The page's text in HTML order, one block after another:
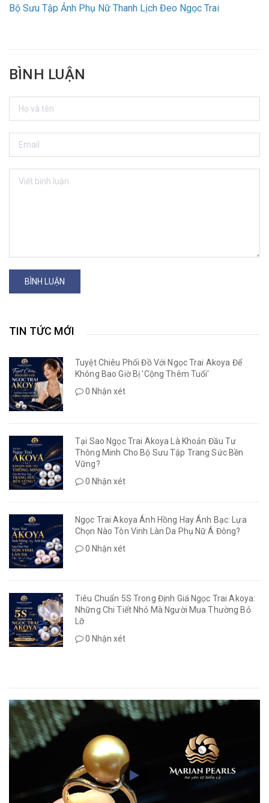
Bộ Sưu Tập Ảnh Phụ Nữ Thanh Lịch Đeo Ngọc Trai
BÌNH LUẬN
BÌNH LUẬN
TIN TỨC MỚI
Tuyệt Chiêu Phối Đồ Với Ngọc Trai Akoya Để
Không Bao Giờ Bị 'Cộng Thêm Tuổi'
0 Nhận xét
Tại Sao Ngọc Trai Akoya Là Khoản Đầu Tư
Thông Minh Cho Bộ Sưu Tập Trang Sức Bền
Vững?
0 Nhận xét
Ngọc Trai Akoya Ánh Hồng Hay Ánh Bạc: Lựa
Chọn Nào Tôn Vinh Làn Da Phụ Nữ Á Đông?
0 Nhận xét
Tiêu Chuẩn 5S Trong Định Giá Ngọc Trai Akoya:
Những Chi Tiết Nhỏ Mà Người Mua Thường Bỏ
Lỡ
0 Nhận xét